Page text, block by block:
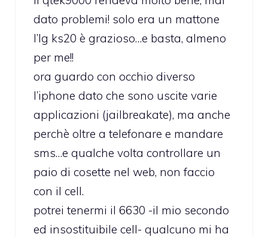
dato problemi! solo era un mattone
l’lg ks20 è grazioso…e basta, almeno
per me!!
ora guardo con occhio diverso
l’iphone dato che sono uscite varie
applicazioni (jailbreakate), ma anche
perchè oltre a telefonare e mandare
sms…e qualche volta controllare un
paio di cosette nel web, non faccio
con il cell.
potrei tenermi il 6630 -il mio secondo
ed insostituibile cell- qualcuno mi ha